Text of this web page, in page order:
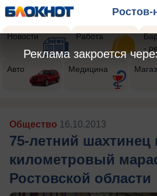
Ростов-
Новости Работа
-
Авто Медицина
Общество 16.10.2013
75-летний шахтинец
километровый
Ростовской области
Реклама закроется